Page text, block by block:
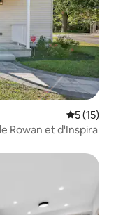
5 (15)
Rowan et d'Inspira